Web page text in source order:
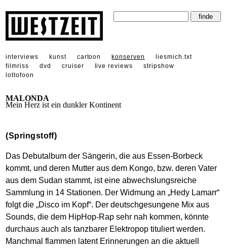
interviews kunst cartoon konserven
liesmich.txt
filmriss
dvd cruiser live reviews
stripshow
lottofoon
MALONDA
Mein Herz ist ein dunkler Kontinent
(Springstoff)
Das Debutalbum der Sängerin, die aus Essen-Borbeck
kommt, und deren Mutter aus dem Kongo, bzw. deren Vater
aus dem Sudan stammt, ist eine abwechslungsreiche
Sammlung in 14 Stationen. Der Widmung an „Hedy Lamarr“
folgt die „Disco im Kopf“. Der deutschgesungene Mix aus
Sounds, die dem HipHop-Rap sehr nah kommen, könnte
durchaus auch als tanzbarer Elektropop tituliert werden.
Manchmal flammen latent Erinnerungen an die aktuell